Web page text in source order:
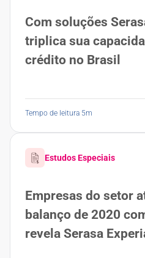
Com soluções
triplica sua
crédito no Brasil
Tempo de leitura 5m
Estudos Especiais
Empresas do setor
balanço de 2020
revela Serasa